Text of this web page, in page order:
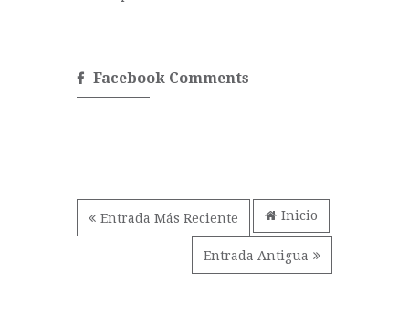
Facebook Comments
Entrada Más Reciente
Entrada Antigua
Inicio